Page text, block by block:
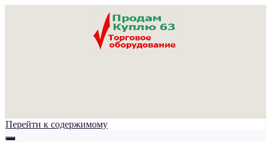
Перейти к содержимому